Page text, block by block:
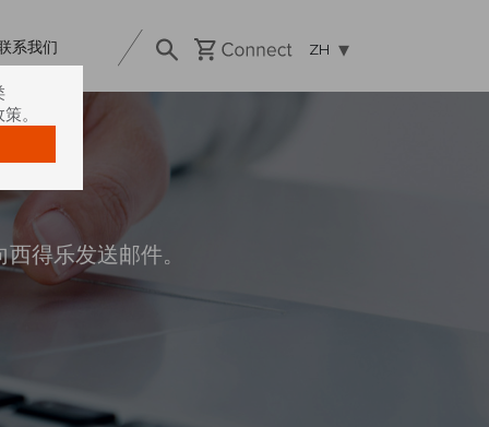
。
系我们 ZH
得乐发送邮件。